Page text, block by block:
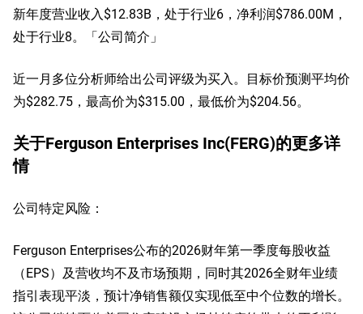
新年度营业收入$12.83B，处于行业6，净利润$786.00M，
处于行业8。「公司简介」
近一月多位分析师给出公司评级为买入。目标价预测平均价
为$282.75，最高价为$315.00，最低价为$204.56。
关于Ferguson Enterprises Inc(FERG)的更多详
情
公司特定风险：
Ferguson Enterprises公布的2026财年第一季度每股收益
（EPS）及营收均不及市场预期，同时其2026全财年业绩
指引表现平淡，预计净销售额仅实现低至中个位数的增长。